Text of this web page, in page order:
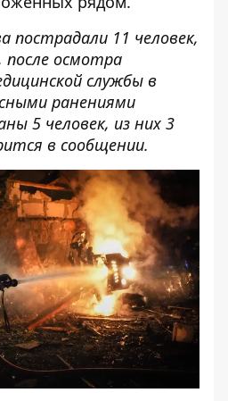
пострадали 11 человек,
после осмотра
службы в
ранениями
5 человек, из них 3
в сообщении.